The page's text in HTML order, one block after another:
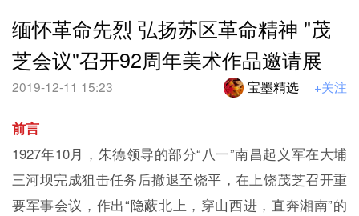
缅怀革命先烈 弘扬苏区革命精神 "茂
芝会议"召开92周年美术作品邀请展
2019-12-11 15:23 宝墨精选 +关注
前言
1927年10月，朱德领导的部分“八一”南昌起义军在大埔
三河坝完成狙击任务后撤退至饶平，在上饶茂芝召开重
要军事会议，作出“隐蔽北上，穿山西进，直奔湘南”的